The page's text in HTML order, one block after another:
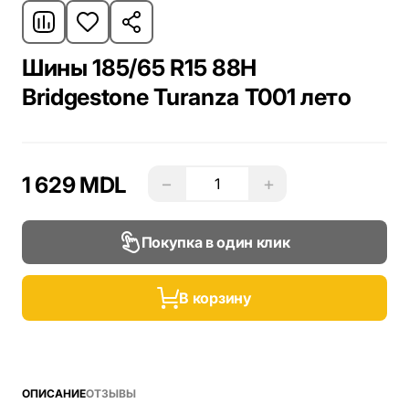
Шины 185/65 R15 88H
Bridgestone Turanza T001 лето
1 629 MDL − +
Покупка в один клик
В корзину
ОПИСАНИЕОТЗЫВЫ